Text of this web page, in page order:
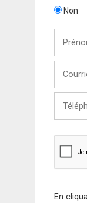
Non
Nom
En